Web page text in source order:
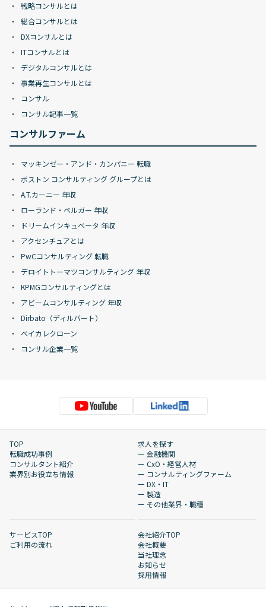
戦略コンサルとは
総合コンサルとは
DXコンサルとは
ITコンサルとは
デジタルコンサルとは
事業再生コンサルとは
コンサル
コンサル記事一覧
コンサルファーム
マッキンゼー・アンド・カンパニー 転職
ボストン コンサルティング グループとは
A.T.カーニー 年収
ローランド・ベルガー 年収
ドリームインキュベータ 年収
アクセンチュアとは
PwCコンサルティング 転職
デロイトトーマツコンサルティング 年収
KPMGコンサルティングとは
アビームコンサルティング 年収
Dirbato（ディルバート）
ベイカレクローン
コンサル企業一覧
TOP
転職成功事例
コンサルタント紹介
業界別お役立ち情報
求人を探す
ー 金融機関
ー CxO・経営人材
ー コンサルティングファーム
ー DX・IT
ー 製造
ー その他業界・職種
サービスTOP
ご利用の流れ
会社紹介TOP
会社概要
当社理念
お知らせ
採用情報